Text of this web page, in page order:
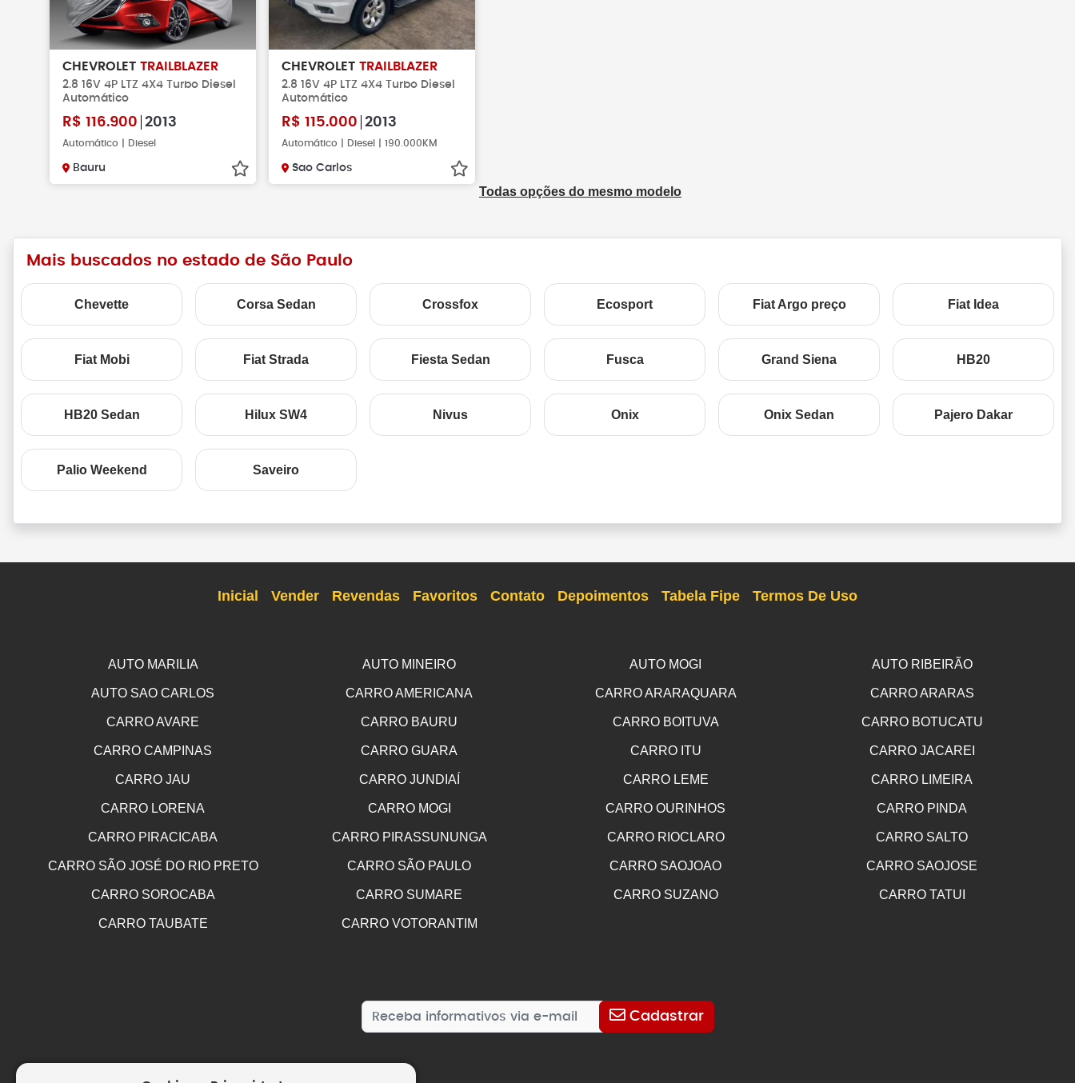
CHEVROLET TRAILBLAZER
2.8 16V 4P LTZ 4X4 Turbo Diesel
Automático
R$ 116.900 2013
Automático | Diesel
Bauru
CHEVROLET TRAILBLAZER
2.8 16V 4P LTZ 4X4 Turbo Diesel
Automático
R$ 115.000 2013
Automático | Diesel | 190.000KM
Sao Carlos
Todas opções do mesmo modelo
Mais buscados no estado de São Paulo
Chevette Corsa Sedan Crossfox Ecosport Fiat Argo preço Fiat Idea
Fiat Mobi Fiat Strada Fiesta Sedan Fusca Grand Siena HB20
HB20 Sedan Hilux SW4 Nivus Onix Onix Sedan Pajero Dakar
Palio Weekend Saveiro
Inicial Vender Revendas Favoritos Contato Depoimentos Tabela Fipe Termos De Uso
AUTO MARILIA AUTO MINEIRO AUTO MOGI AUTO RIBEIRÃO
AUTO SAO CARLOS CARRO AMERICANA CARRO ARARAQUARA CARRO ARARAS
CARRO AVARE CARRO BAURU CARRO BOITUVA CARRO BOTUCATU
CARRO CAMPINAS CARRO GUARA CARRO ITU CARRO JACAREI
CARRO JAU CARRO JUNDIAÍ CARRO LEME CARRO LIMEIRA
CARRO LORENA CARRO MOGI CARRO OURINHOS CARRO PINDA
CARRO PIRACICABA CARRO PIRASSUNUNGA CARRO RIOCLARO CARRO SALTO
CARRO SÃO JOSÉ DO RIO PRETO CARRO SÃO PAULO CARRO SAOJOAO CARRO SAOJOSE
CARRO SOROCABA CARRO SUMARE CARRO SUZANO CARRO TATUI
CARRO TAUBATE CARRO VOTORANTIM
Cadastrar